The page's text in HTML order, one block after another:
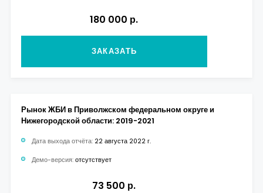
180 000 р.
ЗАКАЗАТЬ
Рынок ЖБИ в Приволжском федеральном округе и
Нижегородской области: 2019-2021
Дата выхода отчёта: 22 августа 2022 г.
Демо-версия: отсутствует
73 500 р.